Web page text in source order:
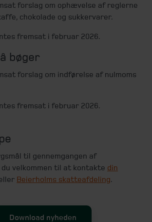
forslag om ophævelse af reglerne
chokolade og sukkervarer.
fremsat i februar 2026.
bøger
forslag om indførelse af nulmoms
fremsat i februar 2026.
til gennemgangen af
velkommen til at kontakte din
Beierholms skatteafdeling.
Download nyheden